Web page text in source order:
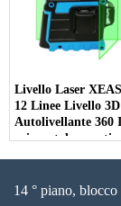
Livello Laser
12 Linee Livello 3D
Autolivellante 360
orizzontale e
14 ° piano,